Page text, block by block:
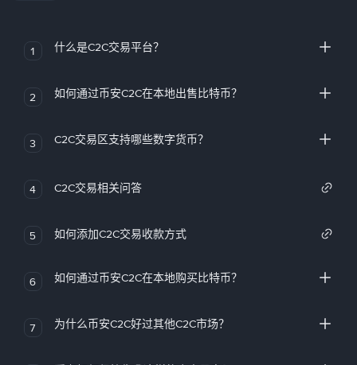
1 什么是C2C交易平台？
2 如何通过币安C2C在本地出售比特币？
3 C2C交易区支持哪些数字货币？
4 C2C交易相关问答
5 如何添加C2C交易收款方式
6 如何通过币安C2C在本地购买比特币？
7 为什么币安C2C好过其他C2C市场？